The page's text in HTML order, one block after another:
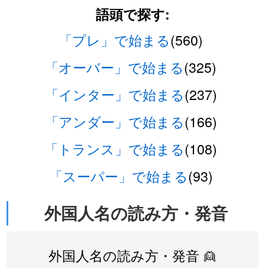
語頭で探す:
「プレ」で始まる(560)
「オーバー」で始まる(325)
「インター」で始まる(237)
「アンダー」で始まる(166)
「トランス」で始まる(108)
「スーパー」で始まる(93)
外国人名の読み方・発音
外国人名の読み方・発音 👱